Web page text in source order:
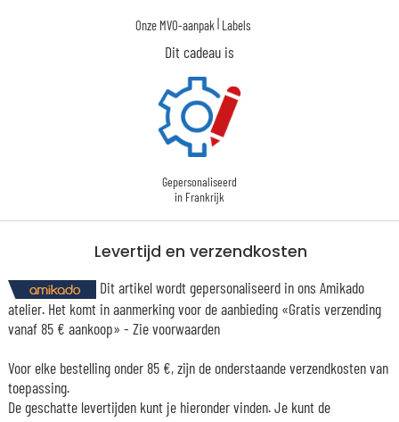
Onze MVO-aanpak | Labels
Dit cadeau is
Gepersonaliseerd
in Frankrijk
Levertijd en verzendkosten
Dit artikel wordt gepersonaliseerd in ons Amikado
atelier. Het komt in aanmerking voor de aanbieding «Gratis verzending
vanaf 85 € aankoop» - Zie voorwaarden
Voor elke bestelling onder 85 €, zijn de onderstaande verzendkosten van
toepassing.
De geschatte levertijden kunt je hieronder vinden. Je kunt de